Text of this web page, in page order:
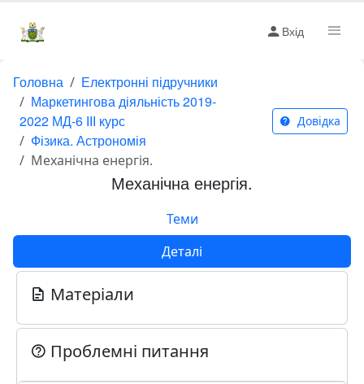
Вхід
Головна
Електронні підручники
Маркетингова діяльність 2019-
2022 МД-6 ІІІ курс
Фізика. Астрономія
Механічна енергія.
Довідка
Механічна енергія.
Теми
Деталі
Матеріали
Проблемні питання